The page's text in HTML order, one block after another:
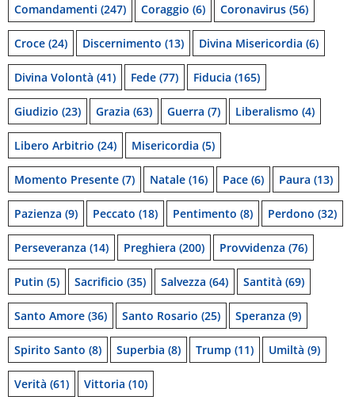
Comandamenti (247) Coraggio (6) Coronavirus (56)
Croce (24) Discernimento (13) Divina Misericordia (6)
Divina Volontà (41) Fede (77) Fiducia (165)
Giudizio (23) Grazia (63) Guerra (7) Liberalismo (4)
Libero Arbitrio (24) Misericordia (5)
Momento Presente (7) Natale (16) Pace (6) Paura (13)
Pazienza (9) Peccato (18) Pentimento (8) Perdono (32)
Perseveranza (14) Preghiera (200) Provvidenza (76)
Putin (5) Sacrificio (35) Salvezza (64) Santità (69)
Santo Amore (36) Santo Rosario (25) Speranza (9)
Spirito Santo (8) Superbia (8) Trump (11) Umiltà (9)
Verità (61) Vittoria (10)